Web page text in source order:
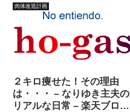
す。・・・・・って方は、クリッ
クしといてください
ね。・・・・・って、なんなん
だ?！！あなたのワンクリック
で、順位が変わって・・・何...
肉体改造計画
２キロ痩せた！その理由
は・・・ – なりゆき主夫の
リアルな日常 – 楽天ブログ